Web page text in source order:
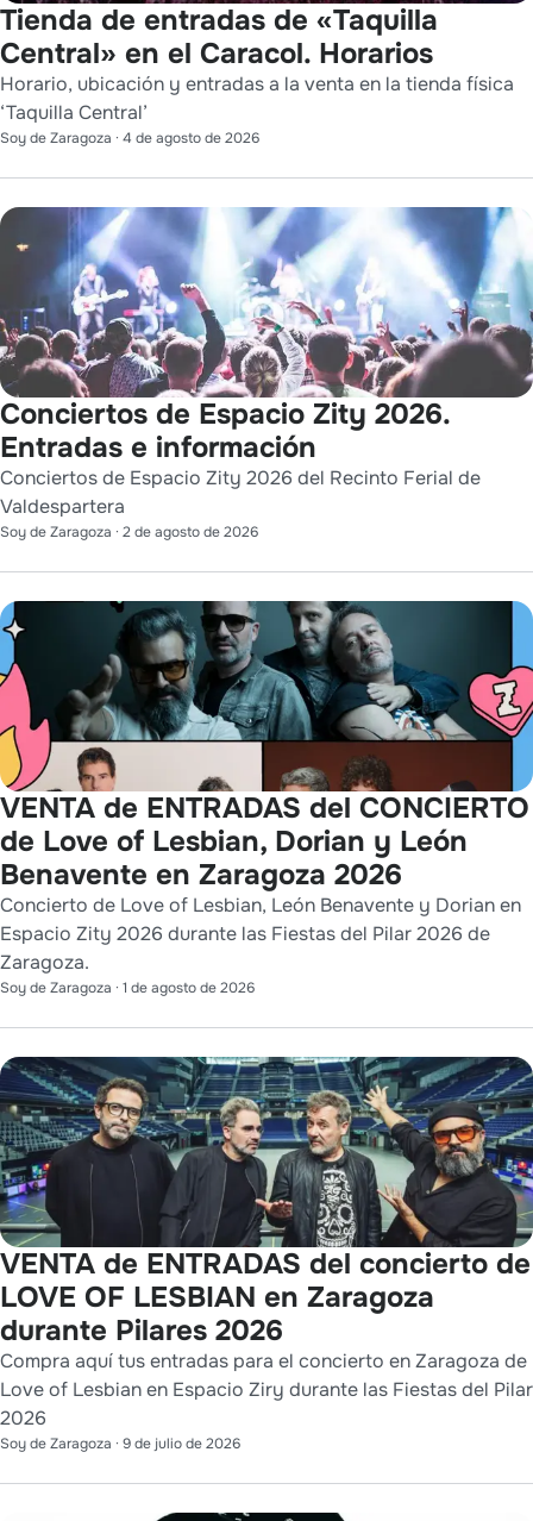
Tienda de entradas de «Taquilla
Central» en el Caracol. Horarios
Horario, ubicación y entradas a la venta en la tienda física
‘Taquilla Central’
Soy de Zaragoza · 4 de agosto de 2026
Conciertos de Espacio Zity 2026.
Entradas e información
Conciertos de Espacio Zity 2026 del Recinto Ferial de
Valdespartera
Soy de Zaragoza · 2 de agosto de 2026
VENTA de ENTRADAS del CONCIERTO
de Love of Lesbian, Dorian y León
Benavente en Zaragoza 2026
Concierto de Love of Lesbian, León Benavente y Dorian en
Espacio Zity 2026 durante las Fiestas del Pilar 2026 de
Zaragoza.
Soy de Zaragoza · 1 de agosto de 2026
VENTA de ENTRADAS del concierto de
LOVE OF LESBIAN en Zaragoza
durante Pilares 2026
Compra aquí tus entradas para el concierto en Zaragoza de
Love of Lesbian en Espacio Ziry durante las Fiestas del Pilar
2026
Soy de Zaragoza · 9 de julio de 2026